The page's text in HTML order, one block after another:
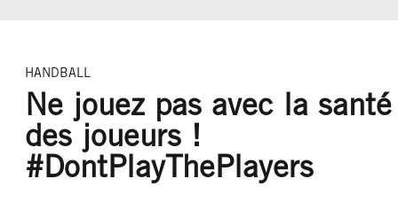
HANDBALL
Ne jouez pas avec la santé
des joueurs !
#DontPlayThePlayers